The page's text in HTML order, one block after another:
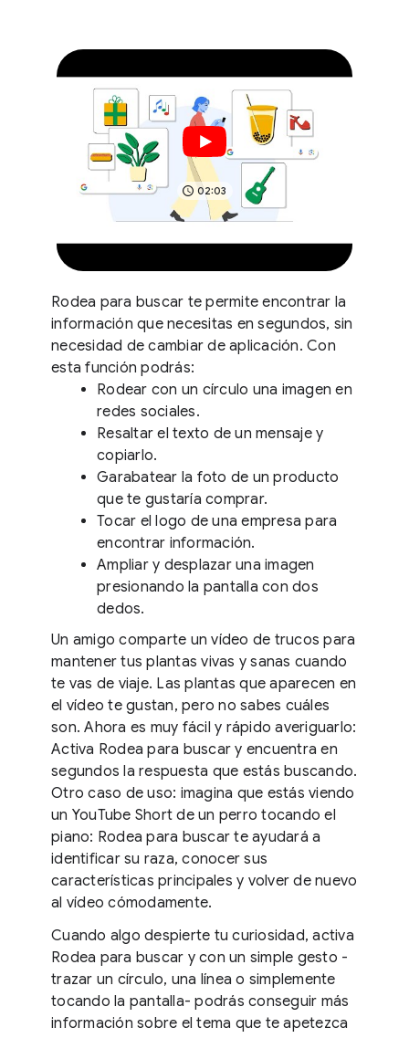
02:03
Rodea para buscar te permite encontrar la
información que necesitas en segundos, sin
necesidad de cambiar de aplicación. Con
esta función podrás:
Rodear con un círculo una imagen en
redes sociales.
Resaltar el texto de un mensaje y
copiarlo.
Garabatear la foto de un producto
que te gustaría comprar.
Tocar el logo de una empresa para
encontrar información.
Ampliar y desplazar una imagen
presionando la pantalla con dos
dedos.
Un amigo comparte un vídeo de trucos para
mantener tus plantas vivas y sanas cuando
te vas de viaje. Las plantas que aparecen en
el vídeo te gustan, pero no sabes cuáles
son. Ahora es muy fácil y rápido averiguarlo:
Activa Rodea para buscar y encuentra en
segundos la respuesta que estás buscando.
Otro caso de uso: imagina que estás viendo
un YouTube Short de un perro tocando el
piano: Rodea para buscar te ayudará a
identificar su raza, conocer sus
características principales y volver de nuevo
al vídeo cómodamente.
Cuando algo despierte tu curiosidad, activa
Rodea para buscar y con un simple gesto -
trazar un círculo, una línea o simplemente
tocando la pantalla- podrás conseguir más
información sobre el tema que te apetezca